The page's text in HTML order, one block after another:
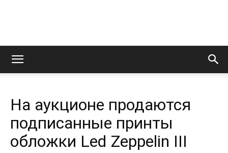
LedZeppelin.Ru
На аукционе продаются
подписанные принты
обложки Led Zeppelin III